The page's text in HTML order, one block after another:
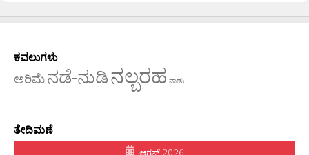
ಕವಲುಗಳು
ಅರಿಮೆನಡೆ-ನುಡಿನಲ್ಬರಹ ನಾಡು
ತೇದಿಮಣೆ
ಆಗಸ್ಟ್ 2026